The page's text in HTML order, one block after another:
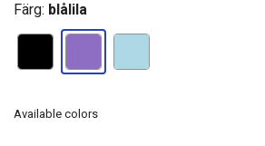
Färg: blålila
Available colors